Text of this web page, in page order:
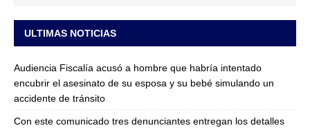
ULTIMAS NOTICIAS
Audiencia Fiscalía acusó a hombre que habría intentado
encubrir el asesinato de su esposa y su bebé simulando un
accidente de tránsito
Con este comunicado tres denunciantes entregan los detalles